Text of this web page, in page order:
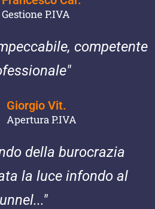
Gestione P.IVA
competente
Giorgio Vit.
Apertura P.IVA
della burocrazia
la luce infondo al